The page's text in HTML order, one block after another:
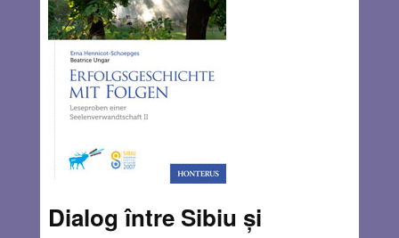
Dialog între Sibiu și